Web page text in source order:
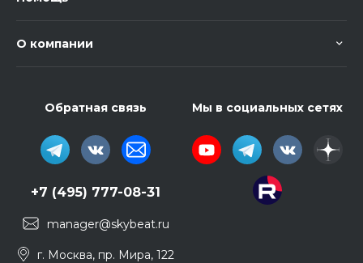
О компании
Обратная связь
+7 (495) 777-08-31
manager@skybeat.ru
г. Москва, пр. Мира, 122
Мы в социальных сетях